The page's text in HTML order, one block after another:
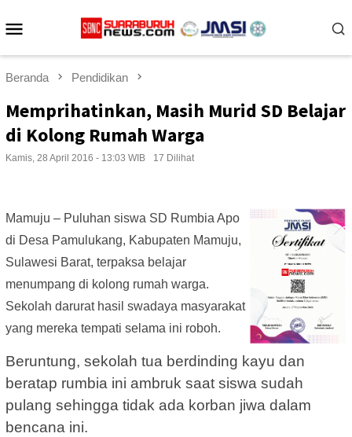
ke
Beranda Pendidikan
Memprihatinkan, Masih Murid SD Belajar
di Kolong Rumah Warga
Kamis, 28 April 2016 - 13:03 WIB 17 Dilihat
Mamuju – Puluhan siswa SD Rumbia Apo
di Desa Pamulukang, Kabupaten Mamuju,
Sulawesi Barat, terpaksa belajar
menumpang di kolong rumah warga.
Sekolah darurat hasil swadaya masyarakat
yang mereka tempati selama ini roboh.
Beruntung, sekolah tua berdinding kayu dan
beratap rumbia ini ambruk saat siswa sudah
pulang sehingga tidak ada korban jiwa dalam
bencana ini.